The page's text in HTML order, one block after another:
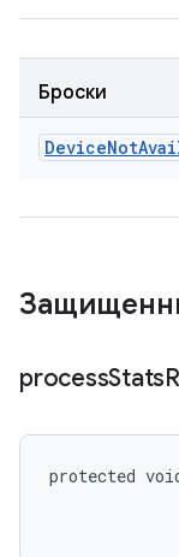
Броски
DeviceNot
processStats
protected